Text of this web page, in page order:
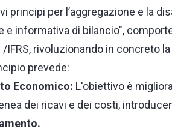
principi per l’aggregazione e la
e informativa di bilancio",
IFRS, rivoluzionando in concreto
prevede:
Economico: L'obiettivo è
dei ricavi e dei costi,